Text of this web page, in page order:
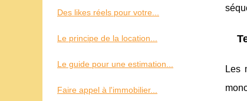
Les
Des likes réels pour votre...
Le principe de la location...
Le guide pour une estimation...
Faire appel à l'immobilier...